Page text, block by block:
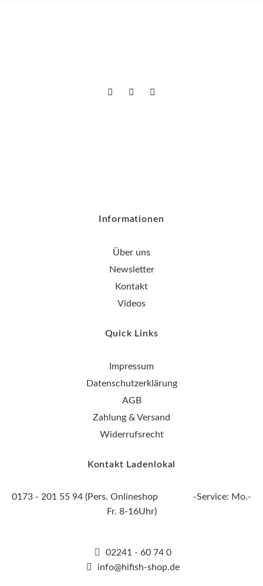
Informationen
Über uns
Newsletter
Kontakt
Videos
Quick Links
Impressum
Datenschutzerklärung
AGB
Zahlung & Versand
Widerrufsrecht
Kontakt Ladenlokal
0173 - 201 55 94 (Pers. Onlineshop -Service: Mo.-
Fr. 8-16Uhr)
02241 - 60 74 0
info@hifish-shop.de